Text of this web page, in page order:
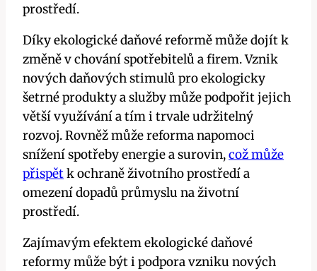
prostředí.
Díky ekologické daňové reformě může dojít k
změně v chování spotřebitelů a firem. Vznik
nových daňových stimulů pro ekologicky
šetrné produkty a služby může podpořit jejich
větší využívání a tím i trvale udržitelný
rozvoj. Rovněž může reforma napomoci
snížení spotřeby energie a surovin,což může
přispětk ochraně životního prostředí a
omezení dopadů průmyslu na životní
prostředí.
Zajímavým efektem ekologické daňové
reformy může být i podpora vzniku nových